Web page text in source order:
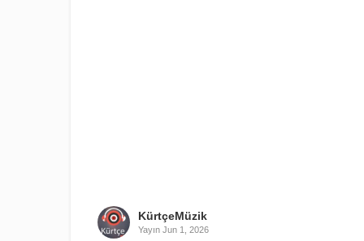
KürtçeMüzik
Yayın Jun 1, 2026